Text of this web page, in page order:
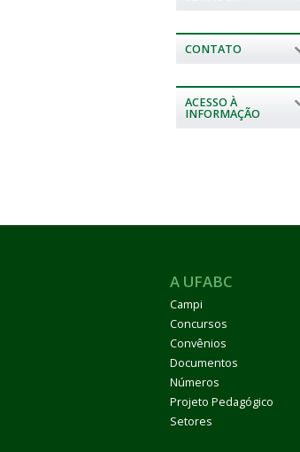
CONTATO
ACESSO À
INFORMAÇÃO
A UFABC
Campi
Concursos
Convênios
Documentos
Números
Projeto Pedagógico
Setores